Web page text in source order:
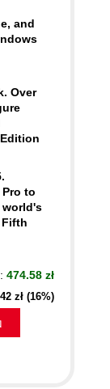
and
Over
to
world's
474.58 zł
zł (16%)